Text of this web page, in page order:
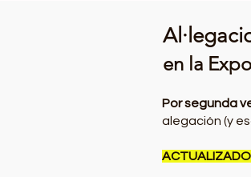
en la
Por segunda
alegación (y